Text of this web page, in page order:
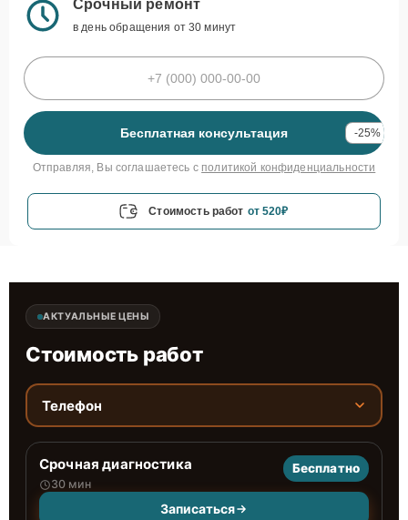
Срочный ремонт
в день обращения от 30 минут
Бесплатная консультация -25%
Отправляя, Вы соглашаетесь с политикой конфиденциальности
Стоимость работ от 520₽
АКТУАЛЬНЫЕ ЦЕНЫ
Стоимость работ
Телефон
Срочная диагностика
30 мин
Бесплатно
Записаться